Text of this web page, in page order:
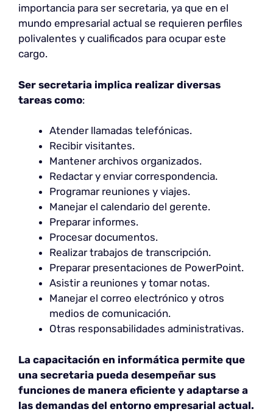
importancia para ser secretaria, ya que en el
mundo empresarial actual se requieren perfiles
polivalentes y cualificados para ocupar este
cargo.
Ser secretaria implica realizar diversas
tareas como:
Atender llamadas telefónicas.
Recibir visitantes.
Mantener archivos organizados.
Redactar y enviar correspondencia.
Programar reuniones y viajes.
Manejar el calendario del gerente.
Preparar informes.
Procesar documentos.
Realizar trabajos de transcripción.
Preparar presentaciones de PowerPoint.
Asistir a reuniones y tomar notas.
Manejar el correo electrónico y otros
medios de comunicación.
Otras responsabilidades administrativas.
La capacitación en informática permite que
una secretaria pueda desempeñar sus
funciones de manera eficiente y adaptarse a
las demandas del entorno empresarial actual.